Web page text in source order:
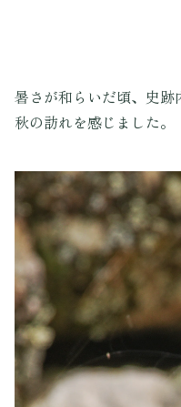
暑さが和らいだ頃、史跡
秋の訪れを感じました。